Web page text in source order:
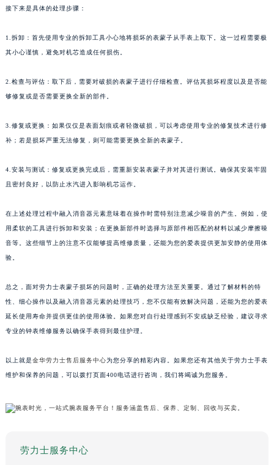
接下来是具体的处理步骤：
1.拆卸：首先使用专业的拆卸工具小心地将损坏的表蒙子从手表上取下。这一过程需要极
其小心谨慎，避免对机芯造成任何损伤。
2.检查与评估：取下后，需要对破损的表蒙子进行仔细检查。评估其损坏程度以及是否能
够修复或是否需要更换全新的部件。
3.修复或更换：如果仅仅是表面划痕或者轻微破损，可以考虑使用专业的修复技术进行修
补；若是损坏严重无法修复，则可能需要更换全新的表蒙子。
4.安装与测试：修复或更换完成后，需重新安装表蒙子并对其进行测试。确保其安装牢固
且密封良好，以防止水汽进入影响机芯运作。
在上述处理过程中融入消音器元素意味着在操作时需特别注意减少噪音的产生。例如，使
用柔软的工具进行拆卸和安装；在更换新部件时选择与原部件相匹配的材料以减少摩擦噪
音等。这些细节上的注意不仅能够提高维修质量，还能为您的爱表提供更加安静的使用体
验。
总之，面对劳力士表蒙子损坏的问题时，正确的处理方法至关重要。通过了解材料的特
性、细心操作以及融入消音器元素的处理技巧，您不仅能有效解决问题，还能为您的爱表
延长使用寿命并提供更佳的使用体验。如果您对自行处理感到不安或缺乏经验，建议寻求
专业的钟表维修服务以确保手表得到最佳护理。
以上就是金华劳力士售后服务中心为您分享的精彩内容。如果您还有其他关于劳力士手表
维护和保养的问题，可以拨打页面400电话进行咨询，我们将竭诚为您服务。
劳力士服务中心